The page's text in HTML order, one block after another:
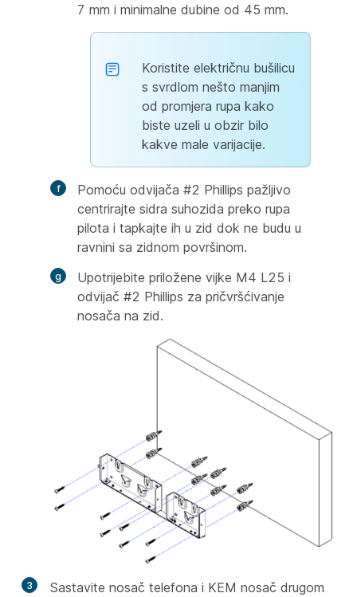
7 mm i minimalne dubine od 45 mm.
Koristite električnu bušilicu
s svrdlom nešto manjim
od promjera rupa kako
biste uzeli u obzir bilo
kakve male varijacije.
Pomoću odvijača #2 Phillips pažljivo
centrirajte sidra suhozida preko rupa
pilota i tapkajte ih u zid dok ne budu u
ravnini sa zidnom površinom.
Upotrijebite priložene vijke M4 L25 i
odvijač #2 Phillips za pričvršćivanje
nosača na zid.
3
Sastavite nosač telefona i KEM nosač drugom